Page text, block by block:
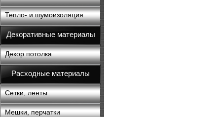
Тепло- и шумоизоляция
Декоративные материалы
Декор потолка
Расходные материалы
Сетки, ленты
Мешки, перчатки